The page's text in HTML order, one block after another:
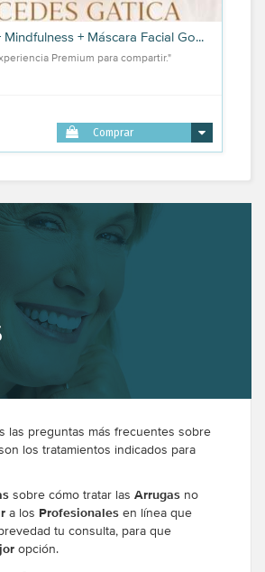
+ Máscara Facial Go...
Premium para compartir."
Comprar
las preguntas más frecuentes sobre
los tratamientos indicados para
sobre cómo tratar las Arrugas no
a los Profesionales en línea que
tu consulta, para que
opción.